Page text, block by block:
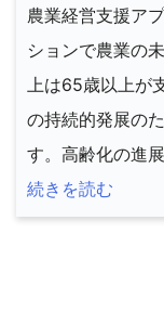
農業経営支援ア
ションで農業の
上は65歳以上が
の持続的発展の
す。高齢化の進
続きを読む